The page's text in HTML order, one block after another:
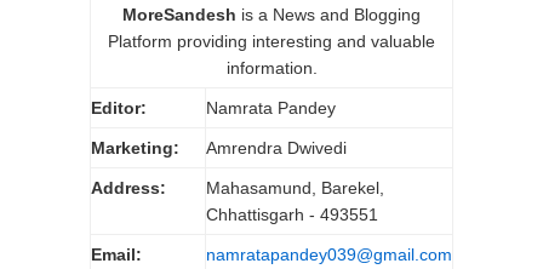
MoreSandesh is a News and Blogging
Platform providing interesting and valuable
information.
Editor: Namrata Pandey
Marketing: Amrendra Dwivedi
Address:
Mahasamund, Barekel,
Chhattisgarh - 493551
Email: namratapandey039@gmail.com